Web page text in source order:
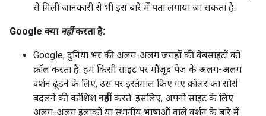
से मिली जानकारी से भी इस बारे में पता लगाया जा सकता है.
Google क्या नहींकरता है:
Google, दुनिया भर की अलग-अलग जगहों की वेबसाइटों को
क्रॉल करता है. हम किसी साइट पर मौजूद पेज के अलग-अलग
वर्शन ढूंढने के लिए, उस पर इस्तेमाल किए गए क्रॉलर का सोर्स
बदलने की कोशिश नहींकरते. इसलिए, अपनी साइट के लिए
अलग-अलग इलाकों या स्थानीय भाषाओं वाले वर्शन के बारे में